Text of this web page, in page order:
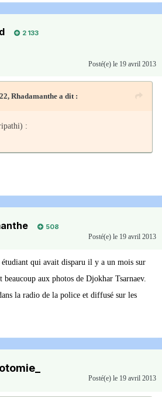
2 133
Posté(e) le 19 avril 2013
Rhadamanthe a dit :
:
508
Posté(e) le 19 avril 2013
étudiant qui avait disparu il y a un mois sur
beaucoup aux photos de Djokhar Tsarnaev.
la radio de la police et diffusé sur les
Posté(e) le 19 avril 2013